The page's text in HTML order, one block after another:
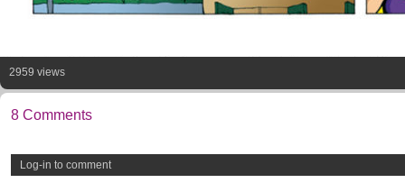
2959 views
8 Comments
Log-in to comment